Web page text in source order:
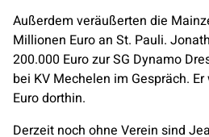
Außerdem veräußerten die
Millionen Euro an St. Pauli.
200.000 Euro zur SG Dynamo
bei KV Mechelen im Gespräch.
Euro dorthin.
Derzeit noch ohne Verein sind